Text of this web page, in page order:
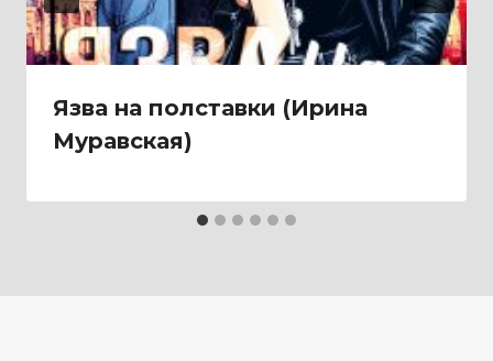
Язва на полставки (Ирина
Муравская)